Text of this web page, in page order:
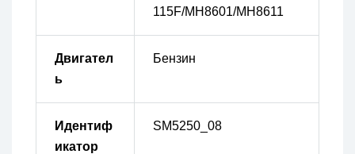
115F/MH8601/MH8611
Двигател
ь
Бензин
Идентиф
икатор
SM5250_08